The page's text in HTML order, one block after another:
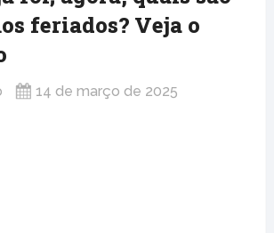
feriados? Veja o
14 de março de 2025